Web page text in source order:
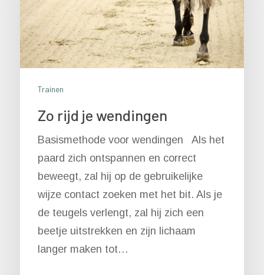
Trainen
Zo rijd je wendingen
Basismethode voor wendingen Als het
paard zich ontspannen en correct
beweegt, zal hij op de gebruikelijke
wijze contact zoeken met het bit. Als je
de teugels verlengt, zal hij zich een
beetje uitstrekken en zijn lichaam
langer maken tot…